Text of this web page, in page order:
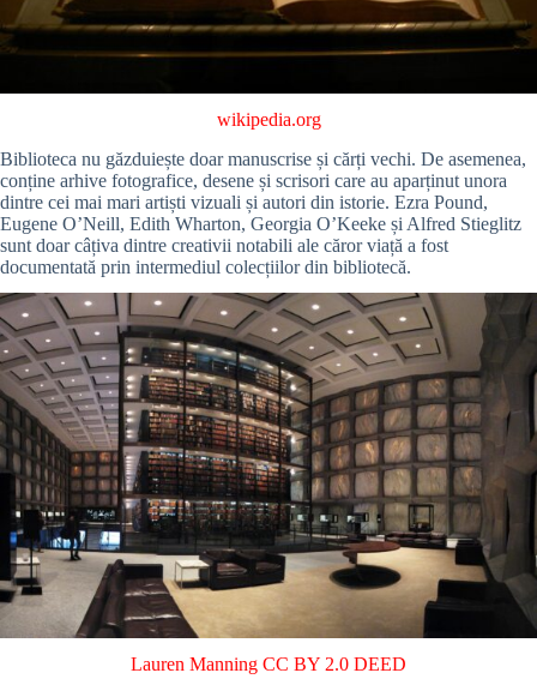
wikipedia.org
Biblioteca nu găzduiește doar manuscrise și cărți vechi. De asemenea,
conține arhive fotografice, desene și scrisori care au aparținut unora
dintre cei mai mari artiști vizuali și autori din istorie. Ezra Pound,
Eugene O’Neill, Edith Wharton, Georgia O’Keeke și Alfred Stieglitz
sunt doar câțiva dintre creativii notabili ale căror viață a fost
documentată prin intermediul colecțiilor din bibliotecă.
Lauren Manning CC BY 2.0 DEED